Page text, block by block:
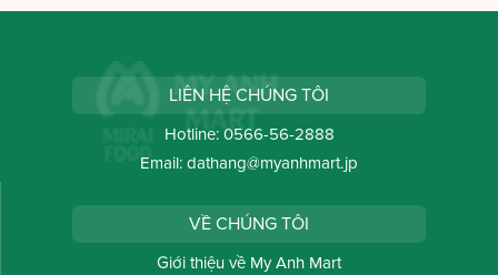
LIÊN HỆ CHÚNG TÔI
Hotline: 0566-56-2888
Email: dathang@myanhmart.jp
VỀ CHÚNG TÔI
Giới thiệu về My Anh Mart